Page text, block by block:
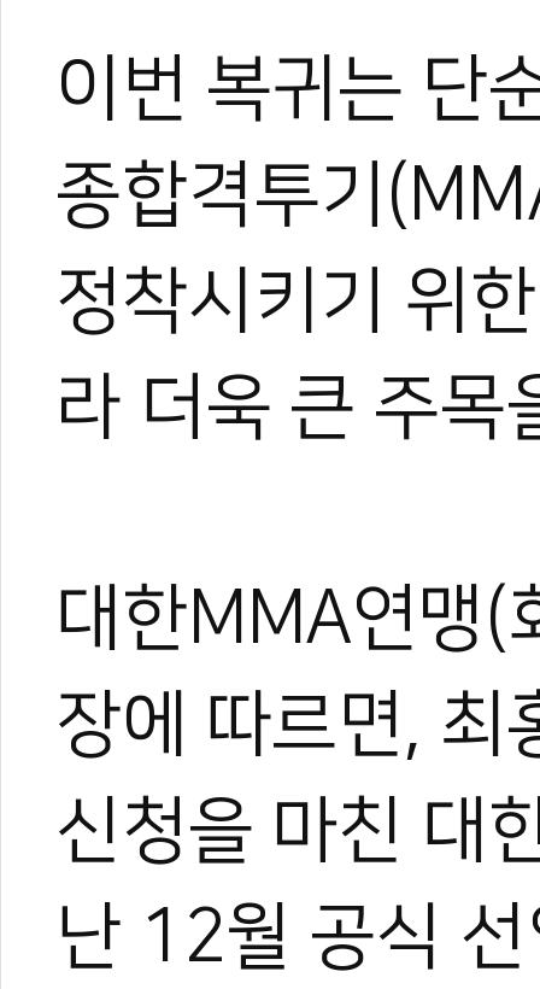
이번 복귀는 단
종합격투기
정착시키기 위
라 더욱 큰 주목
대한MMA연맹(
장에 따르면, 최
신청을 마친 대
난 12월 공식